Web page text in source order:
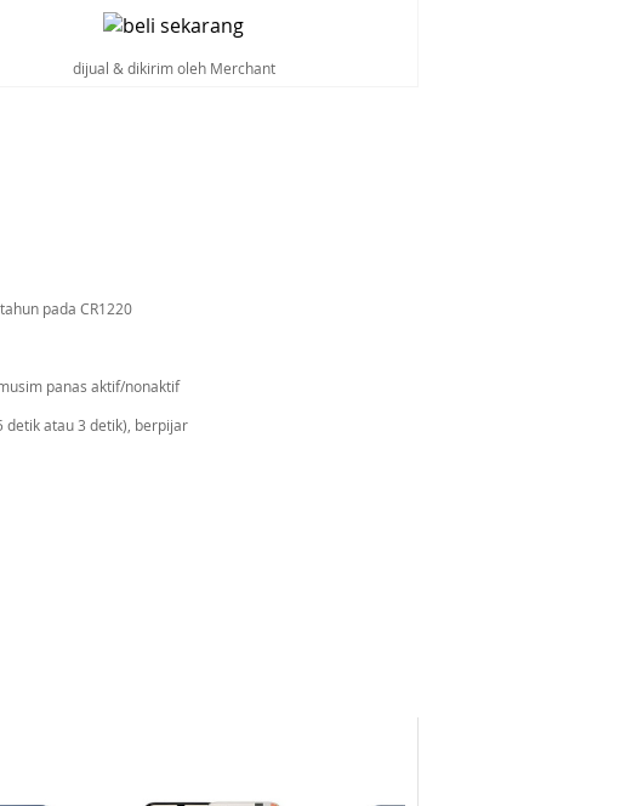
dijual & dikirim oleh Merchant
pada CR1220
panas aktif/nonaktif
detik atau 3 detik), berpijar